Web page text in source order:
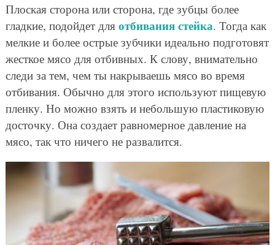
Плоская сторона или сторона, где зубцы более
гладкие, подойдет для отбивания стейка. Тогда как
мелкие и более острые зубчики идеально подготовят
жесткое мясо для отбивных. К слову, внимательно
следи за тем, чем ты накрываешь мясо во время
отбивания. Обычно для этого используют пищевую
пленку. Но можно взять и небольшую пластиковую
досточку. Она создает равномерное давление на
мясо, так что ничего не развалится.